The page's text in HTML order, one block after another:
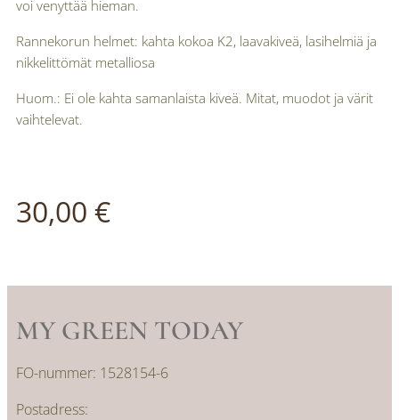
voi venyttää hieman.
Rannekorun helmet: kahta kokoa K2, laavakiveä, lasihelmiä ja
nikkelittömät metalliosa
Huom.: Ei ole kahta samanlaista kiveä. Mitat, muodot ja värit
vaihtelevat.
30,00 €
MY GREEN TODAY
FO-nummer: 1528154-6
Postadress: